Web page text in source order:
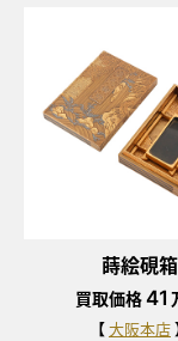
蒔絵硯箱
買取価格41
大阪本店